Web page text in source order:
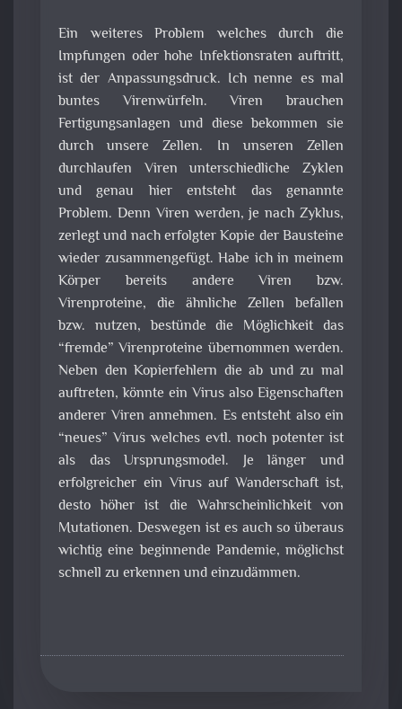
Ein weiteres Problem welches durch die
Impfungen oder hohe Infektionsraten auftritt,
ist der Anpassungsdruck. Ich nenne es mal
buntes Virenwürfeln. Viren brauchen
Fertigungsanlagen und diese bekommen sie
durch unsere Zellen. In unseren Zellen
durchlaufen Viren unterschiedliche Zyklen
und genau hier entsteht das genannte
Problem. Denn Viren werden, je nach Zyklus,
zerlegt und nach erfolgter Kopie der Bausteine
wieder zusammengefügt. Habe ich in meinem
Körper bereits andere Viren bzw.
Virenproteine, die ähnliche Zellen befallen
bzw. nutzen, bestünde die Möglichkeit das
“fremde” Virenproteine übernommen werden.
Neben den Kopierfehlern die ab und zu mal
auftreten, könnte ein Virus also Eigenschaften
anderer Viren annehmen. Es entsteht also ein
“neues” Virus welches evtl. noch potenter ist
als das Ursprungsmodel. Je länger und
erfolgreicher ein Virus auf Wanderschaft ist,
desto höher ist die Wahrscheinlichkeit von
Mutationen. Deswegen ist es auch so überaus
wichtig eine beginnende Pandemie, möglichst
schnell zu erkennen und einzudämmen.